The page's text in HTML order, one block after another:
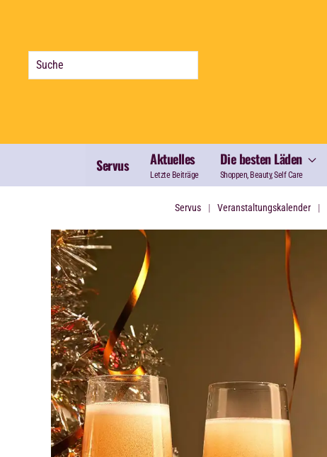
Servus Aktuelles
Letzte Beiträge
Die besten Läden
Shoppen, Beauty, Self Care
Servus Veranstaltungskalender